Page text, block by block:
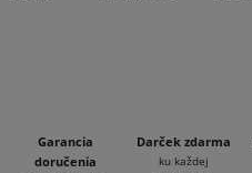
Garancia
doručenia
Darček zdarma
ku každej